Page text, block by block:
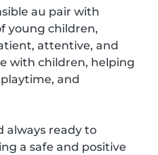
au pair with
young children,
attentive, and
with children, helping
and
always ready to
a safe and positive